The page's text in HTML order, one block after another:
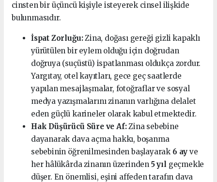
cinsten bir üçüncü kişiyle isteyerek cinsel ilişkide
bulunmasıdır.
İspat Zorluğu:Zina, doğası gereği gizli kapaklı
yürütülen bir eylem olduğu için doğrudan
doğruya (suçüstü) ispatlanması oldukça zordur.
Yargıtay, otel kayıtları, gece geç saatlerde
yapılan mesajlaşmalar, fotoğraflar ve sosyal
medya yazışmalarını zinanın varlığına delalet
eden güçlü karineler olarak kabul etmektedir.
Hak Düşürücü Süre ve Af:Zina sebebine
dayanarak dava açma hakkı, boşanma
sebebinin öğrenilmesinden başlayarak 6 ay ve
her hâlükârda zinanın üzerinden 5 yıl geçmekle
düşer. En önemlisi, eşini affeden tarafın dava